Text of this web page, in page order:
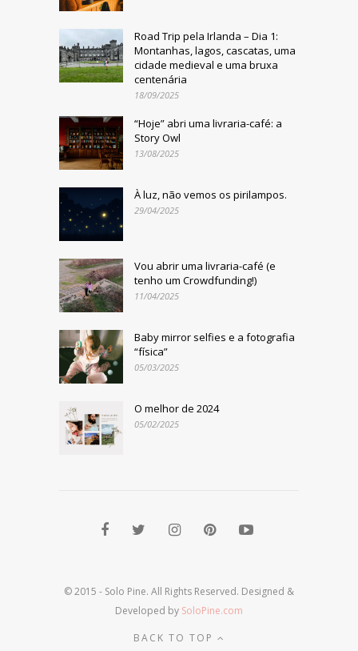
Road Trip pela Irlanda – Dia 1:
Montanhas, lagos, cascatas, uma
cidade medieval e uma bruxa
centenária
18/09/2025
“Hoje” abri uma livraria-café: a
Story Owl
13/08/2025
À luz, não vemos os pirilampos.
29/04/2025
Vou abrir uma livraria-café (e
tenho um Crowdfunding!)
11/04/2025
Baby mirror selfies e a fotografia
“física”
05/03/2025
O melhor de 2024
05/02/2025
© 2015 - Solo Pine. All Rights Reserved. Designed &
Developed by SoloPine.com
BACK TO TOP